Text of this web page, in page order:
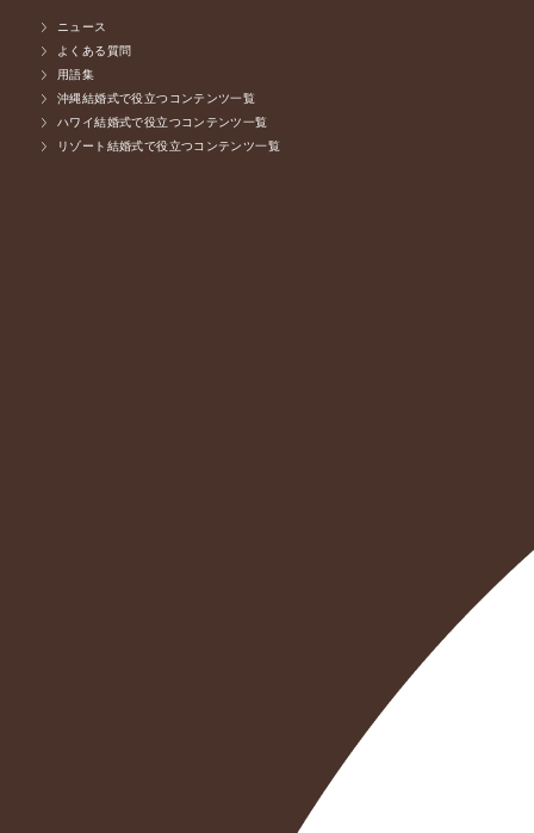
ニュース
よくある質問
用語集
沖縄結婚式で役立つコンテンツ一覧
ハワイ結婚式で役立つコンテンツ一覧
リゾート結婚式で役立つコンテンツ一覧